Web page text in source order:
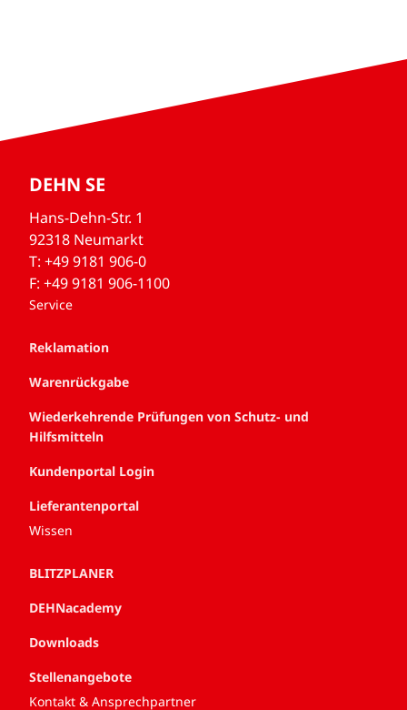
DEHN SE
Hans-Dehn-Str. 1
92318 Neumarkt
T: +49 9181 906-0
F: +49 9181 906-1100
Service
Reklamation
Warenrückgabe
Wiederkehrende Prüfungen von Schutz- und
Hilfsmitteln
Kundenportal Login
Lieferantenportal
Wissen
BLITZPLANER
DEHNacademy
Downloads
Stellenangebote
Kontakt & Ansprechpartner